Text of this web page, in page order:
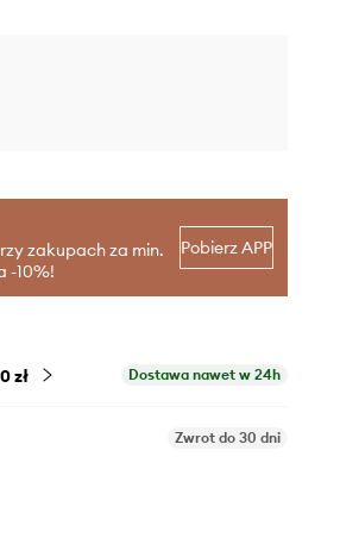
zakupach za min.
-10%!
Pobierz APP
zł Dostawa nawet w 24h
Zwrot do 30 dni